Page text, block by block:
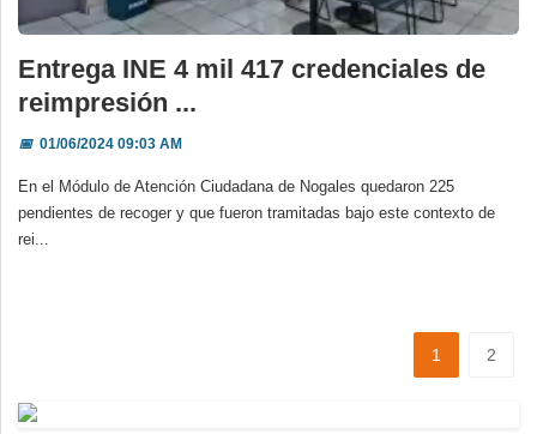
Entrega INE 4 mil 417 credenciales de
reimpresión ...
📅01/06/2024 09:03 AM
En el Módulo de Atención Ciudadana de Nogales quedaron 225
pendientes de recoger y que fueron tramitadas bajo este contexto de
rei...
1 2